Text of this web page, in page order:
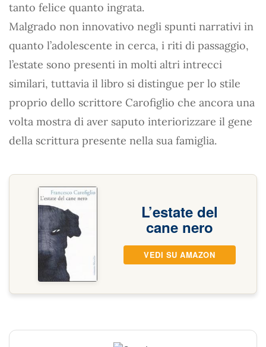
tanto felice quanto ingrata.
Malgrado non innovativo negli spunti narrativi in
quanto l’adolescente in cerca, i riti di passaggio,
l’estate sono presenti in molti altri intrecci
similari, tuttavia il libro si distingue per lo stile
proprio dello scrittore Carofiglio che ancora una
volta mostra di aver saputo interiorizzare il gene
della scrittura presente nella sua famiglia.
L’estate del
cane nero
VEDI SU AMAZON